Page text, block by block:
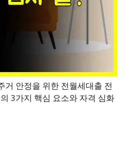
거 안정을 위한 전월세대출 전
3가지 핵심 요소와 자격 심화